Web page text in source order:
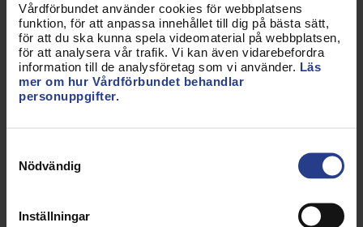
Vårdförbundet använder cookies för webbplatsens
funktion, för att anpassa innehållet till dig på bästa sätt,
för att du ska kunna spela videomaterial på webbplatsen,
för att analysera vår trafik. Vi kan även vidarebefordra
information till de analysföretag som vi använder. Läs
mer om hur Vårdförbundet behandlar
personuppgifter.
Nödvändig
Inställningar
Från Vårdförbundets medlemsdialog
"Höjda röster"
uppger att de under vanliga arbetspass har svårt
att hinna med att ta kortare pauser eller ens ta
lunchrast. 6 av 10 säger att stressen påverkar hela